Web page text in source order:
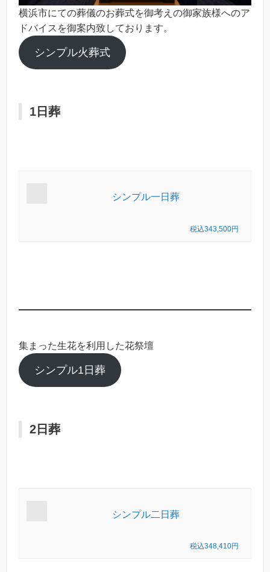
横浜市にての葬儀のお葬式を御考えの御家族様へのア
ドバイスを御案内致しております。
シンプル火葬式
1日葬
シンプル一日葬
税込343,500円
集まった生花を利用した花祭壇
シンプル1日葬
2日葬
シンプル二日葬
税込348,410円